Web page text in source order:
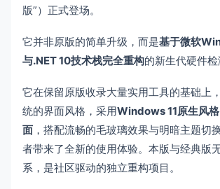
版”）正式登场。
它并非原版的简单升级，而是基于微软
与.NET 10技术栈完全重构的新生代硬件检
它在保留原版收录大量实用工具的基础上
统的界面风格，采用Windows 11原生风
面 ，搭配流畅的毛玻璃效果与明暗主题切
者带来了全新的使用体验。本版与经典版
系，是社区驱动的独立重构项目。